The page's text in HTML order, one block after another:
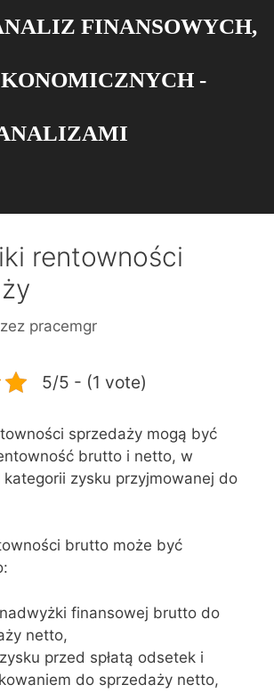
FINANSOWYCH,
-
rentowności
pracemgr
5/5 - (1 vote)
sprzedaży mogą być
brutto i netto, w
kategorii zysku przyjmowanej do
brutto może być
finansowej brutto do
netto,
przed spłatą odsetek i
do sprzedaży netto,